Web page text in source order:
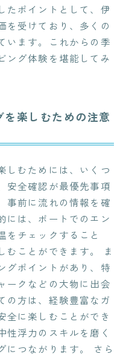
たポイントとして、伊
を受けており、多くの
います。これからの季
ング体験を堪能してみ
楽しむための注意
しむためには、いくつ
安全確認が最優先事項
事前に流れの情報を確
には、ボートでのエン
をチェックすること
むことができます。 ま
グポイントがあり、特
ークなどの大物に出会
の方は、経験豊富なガ
全に楽しむことができ
性浮力のスキルを磨く
につながります。 さら